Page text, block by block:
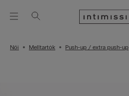
Női Melltartók Push-up / extra push-up